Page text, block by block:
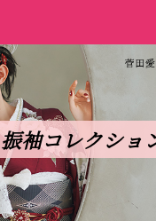
振袖コレクショ